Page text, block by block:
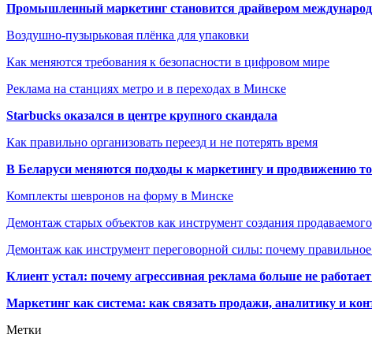
Промышленный маркетинг становится драйвером
Воздушно-пузырьковая плёнка для упаковки
Как меняются требования к безопасности в цифровом мире
Реклама на станциях метро и в переходах в Минске
Starbucks оказался в центре крупного скандала
Как правильно организовать переезд и не потерять время
В Беларуси меняются подходы к маркетингу и продвижению
Комплекты шевронов на форму в Минске
Демонтаж старых объектов как инструмент создания
Демонтаж как инструмент переговорной силы: почему
Клиент устал: почему агрессивная реклама больше не
Маркетинг как система: как связать продажи, аналитику и
Метки